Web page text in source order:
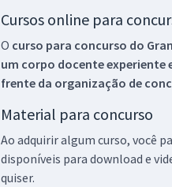
Cursos online para
O curso para concurso do
um corpo docente experiente
frente da organização de
Material para concurso
Ao adquirir algum curso, você
disponíveis para download e
quiser.